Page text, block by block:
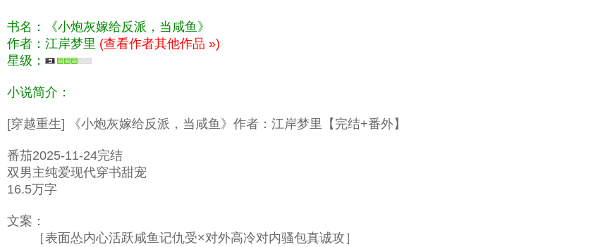
书名：《小炮灰嫁给反派，当咸鱼》
作者：江岸梦里 (查看作者其他作品 »)
星级：
小说简介：
[穿越重生] 《小炮灰嫁给反派，当咸鱼》作者：江岸梦里【完结+番外】
番茄2025-11-24完结
双男主纯爱现代穿书甜宠
16.5万字
文案：
［表面怂内心活跃咸鱼记仇受×对外高冷对内骚包真诚攻］